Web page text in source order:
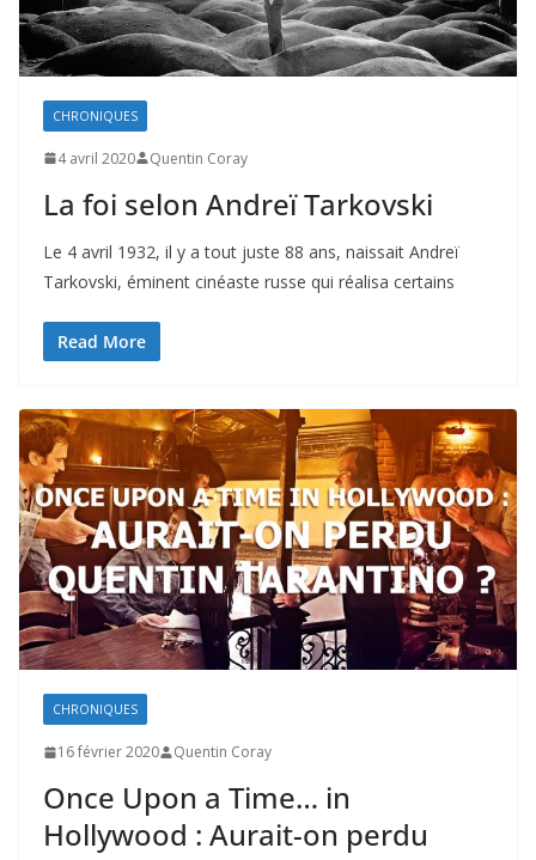
CHRONIQUES
4 avril 2020 Quentin Coray
La foi selon Andreï Tarkovski
Le 4 avril 1932, il y a tout juste 88 ans, naissait Andreï
Tarkovski, éminent cinéaste russe qui réalisa certains
Read More
CHRONIQUES
16 février 2020 Quentin Coray
Once Upon a Time… in
Hollywood : Aurait-on perdu